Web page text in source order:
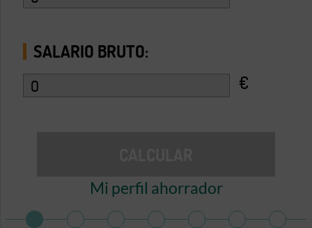
Mi perfil ahorrador